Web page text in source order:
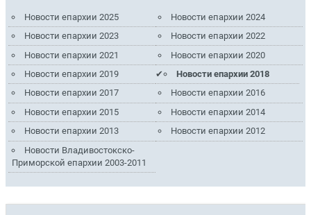
Новости епархии 2025
Новости епархии 2024
Новости епархии 2023
Новости епархии 2022
Новости епархии 2021
Новости епархии 2020
Новости епархии 2019
Новости епархии 2018
Новости епархии 2017
Новости епархии 2016
Новости епархии 2015
Новости епархии 2014
Новости епархии 2013
Новости епархии 2012
Новости Владивостокско-
Приморской епархии 2003-2011